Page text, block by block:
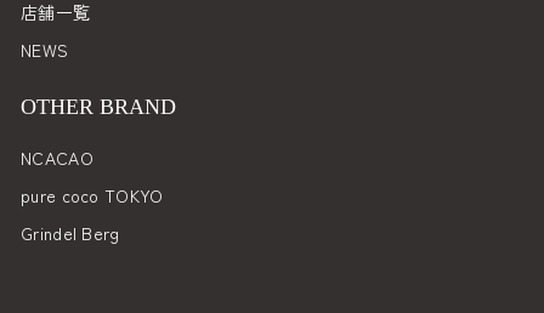
店舗一覧
NEWS
OTHER BRAND
NCACAO
pure coco TOKYO
Grindel Berg